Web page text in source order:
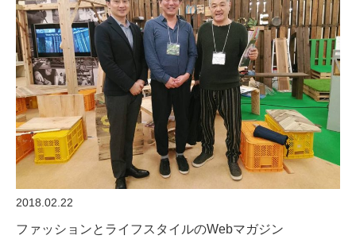
2018.02.22
ファッションとライフスタイルのWebマガジン